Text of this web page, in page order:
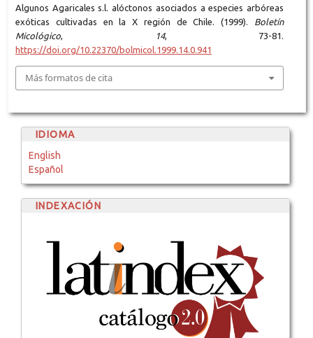
Algunos Agaricales s.l. alóctonos asociados a especies arbóreas
exóticas cultivadas en la X región de Chile. (1999). Boletín
Micológico, 14, 73-81.
https://doi.org/10.22370/bolmicol.1999.14.0.941
Más formatos de cita
IDIOMA
English
Español
INDEXACIÓN